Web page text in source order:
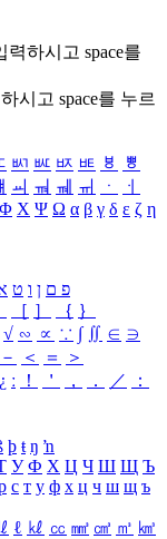
력하시고 space를
시고 space를 누르
ㅴ ㅵ ㅶ ㅷ ㅸ
ㅹ
ㆉ ㆊ ㆋ ㆌ ㆍ
ㆎ
Φ Χ Ψ Ω α β γ δ ε ζ η
פ ם ן ו ט
［ ］ ｛ ｝
√ ∽ ∝ ∵ ∫ ∬ ∈ ∋
－ ＜ ＝
＞
¿ ː ！ ＇ ， ． ／
：
þ ŧ ŋ ŉ
У Ф Х Ц Ч Ш Щ Ъ
с т у ф х ц ч ш щ ъ
ℓ ㎘ ㏄ ㎣ ㎤ ㎥ ㎦